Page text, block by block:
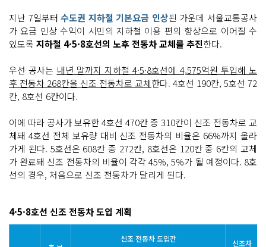
지난 7일부터수도권 지하철 기본요금 인상된 가운데 서울교통공사
가 요금 인상 수익이 시민의 지하철 이용 편의 향상으로 이어질 수
있도록 지하철 4·5·8호선의 노후 전동차 교체를 추진한다.
우선 공사는 내년 말까지 지하철 4·5·8호선에 4,575억원 투입해 노
후 전동차 268칸을 신조 전동차로 교체한다. 4호선 190칸, 5호선 72
칸, 8호선 6칸이다.
이에 따라 공사가 보유한 4호선 470칸 중 310칸이 신조 전동차로 교
체돼 4호선 전체 보유량 대비 신조 전동차의 비율은 66%까지 올라
가게 된다. 5호선은 608칸 중 272칸, 8호선은 120칸 중 6칸의 교체
가 완료돼 신조 전동차의 비율이 각각 45%, 5%가 될 예정이다. 8호
선의 경우, 처음으로 신조 전동차가 달리게 된다.
4·5·8호선 신조 전동차 도입 계획
신조 전동차 도입칸 신조차